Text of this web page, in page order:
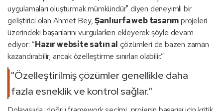
uygulamaları oluşturmak mümkündür" diyen deneyimli bir
geliştirici olan Ahmet Bey,Şanlıurfa web tasarımprojeleri
üzerindeki başarılarını vurgularken ekleyerek şöyle devam
ediyor: “Hazır website satın al çözümleri de bazen zaman
kazandırabilir, ancak özelleştirme sınırları olabilir.”
"Özelleştirilmiş çözümler genellikle daha
fazla esneklik ve kontrol sağlar."